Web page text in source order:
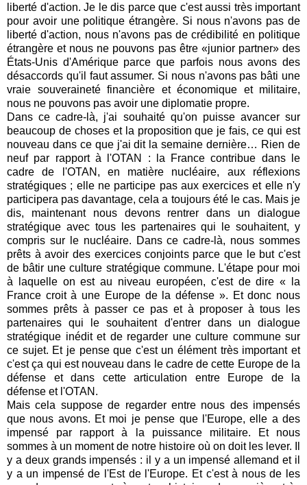
liberté d'action. Je le dis parce que c'est aussi très important
pour avoir une politique étrangère. Si nous n'avons pas de
liberté d'action, nous n'avons pas de crédibilité en politique
étrangère et nous ne pouvons pas être «junior partner» des
États-Unis d'Amérique parce que parfois nous avons des
désaccords qu'il faut assumer. Si nous n'avons pas bâti une
vraie souveraineté financière et économique et militaire,
nous ne pouvons pas avoir une diplomatie propre.
Dans ce cadre-là, j'ai souhaité qu'on puisse avancer sur
beaucoup de choses et la proposition que je fais, ce qui est
nouveau dans ce que j'ai dit la semaine dernière… Rien de
neuf par rapport à l'OTAN : la France contribue dans le
cadre de l'OTAN, en matière nucléaire, aux réflexions
stratégiques ; elle ne participe pas aux exercices et elle n'y
participera pas davantage, cela a toujours été le cas. Mais je
dis, maintenant nous devons rentrer dans un dialogue
stratégique avec tous les partenaires qui le souhaitent, y
compris sur le nucléaire. Dans ce cadre-là, nous sommes
prêts à avoir des exercices conjoints parce que le but c'est
de bâtir une culture stratégique commune. L'étape pour moi
à laquelle on est au niveau européen, c'est de dire « la
France croit à une Europe de la défense ». Et donc nous
sommes prêts à passer ce pas et à proposer à tous les
partenaires qui le souhaitent d'entrer dans un dialogue
stratégique inédit et de regarder une culture commune sur
ce sujet. Et je pense que c'est un élément très important et
c'est ça qui est nouveau dans le cadre de cette Europe de la
défense et dans cette articulation entre Europe de la
défense et l'OTAN.
Mais cela suppose de regarder entre nous des impensés
que nous avons. Et moi je pense que l'Europe, elle a des
impensé par rapport à la puissance militaire. Et nous
sommes à un moment de notre histoire où on doit les lever. Il
y a deux grands impensés : il y a un impensé allemand et il
y a un impensé de l'Est de l'Europe. Et c'est à nous de les